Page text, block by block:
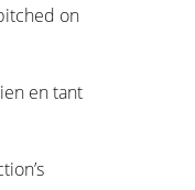
on
en tant